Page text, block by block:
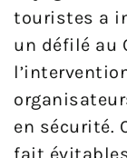
touristes a
un défilé au
en sécurité.